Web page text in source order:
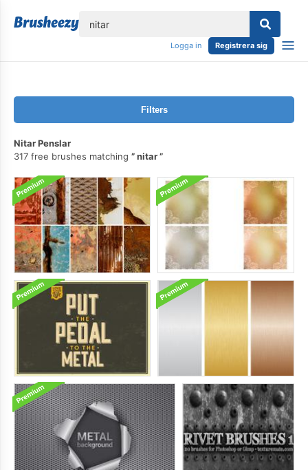
Logga in Registrera sig
Filters
Nitar Penslar
317 free brushes matching
nitar